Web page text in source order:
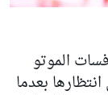
الموتو
بعدما